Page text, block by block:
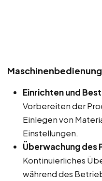
Maschinenbedienung
Einrichten und
Vorbereiten der
Einlegen von
Einstellungen.
Überwachung des
Kontinuierliches
während des